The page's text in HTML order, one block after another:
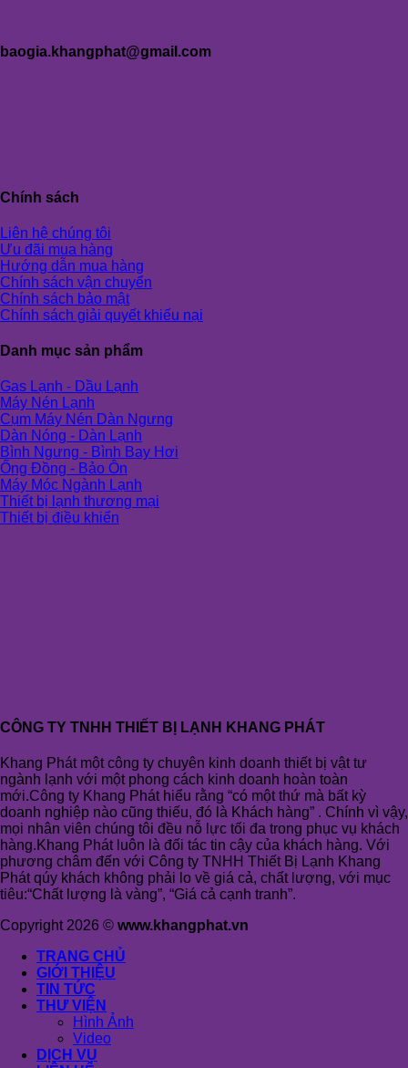
baogia.khangphat@gmail.com
Chính sách
Liên hệ chúng tôi
Ưu đãi mua hàng
Hướng dẫn mua hàng
Chính sách vận chuyển
Chính sách bảo mật
Chính sách giải quyết khiếu nại
Danh mục sản phẩm
Gas Lạnh - Dầu Lạnh
Máy Nén Lạnh
Cụm Máy Nén Dàn Ngưng
Dàn Nóng - Dàn Lạnh
Bình Ngưng - Bình Bay Hơi
Ống Đồng - Bảo Ôn
Máy Móc Ngành Lạnh
Thiết bị lạnh thương mại
Thiết bị điều khiển
CÔNG TY TNHH THIẾT BỊ LẠNH KHANG PHÁT
Khang Phát một công ty chuyên kinh doanh thiết bị vật tư
ngành lạnh với một phong cách kinh doanh hoàn toàn
mới.Công ty Khang Phát hiểu rằng “có một thứ mà bất kỳ
doanh nghiệp nào cũng thiếu, đó là Khách hàng” . Chính vì vậy,
mọi nhân viên chúng tôi đều nỗ lực tối đa trong phục vụ khách
hàng.Khang Phát luôn là đối tác tin cậy của khách hàng. Với
phương châm đến với Công ty TNHH Thiết Bị Lạnh Khang
Phát qúy khách không phải lo về giá cả, chất lượng, với mục
tiêu:“Chất lượng là vàng”, “Giá cả cạnh tranh”.
Copyright 2026 © www.khangphat.vn
TRANG CHỦ
GIỚI THIỆU
TIN TỨC
THƯ VIỆN
Hình Ảnh
Video
DỊCH VỤ